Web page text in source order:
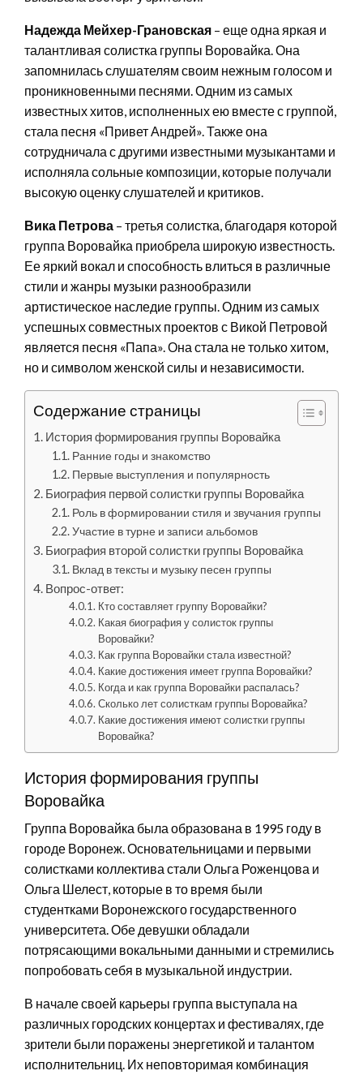
Надежда Мейхер-Грановская – еще одна яркая и
талантливая солистка группы Воровайка. Она
запомнилась слушателям своим нежным голосом и
проникновенными песнями. Одним из самых
известных хитов, исполненных ею вместе с группой,
стала песня «Привет Андрей». Также она
сотрудничала с другими известными музыкантами и
исполняла сольные композиции, которые получали
высокую оценку слушателей и критиков.
Вика Петрова – третья солистка, благодаря которой
группа Воровайка приобрела широкую известность.
Ее яркий вокал и способность влиться в различные
стили и жанры музыки разнообразили
артистическое наследие группы. Одним из самых
успешных совместных проектов с Викой Петровой
является песня «Папа». Она стала не только хитом,
но и символом женской силы и независимости.
Содержание страницы
История формирования группы Воровайка
Ранние годы и знакомство
Первые выступления и популярность
Биография первой солистки группы Воровайка
Роль в формировании стиля и звучания группы
Участие в турне и записи альбомов
Биография второй солистки группы Воровайка
Вклад в тексты и музыку песен группы
Вопрос-ответ:
Кто составляет группу Воровайки?
Какая биография у солисток группы
Воровайки?
Как группа Воровайки стала известной?
Какие достижения имеет группа Воровайки?
Когда и как группа Воровайки распалась?
Сколько лет солисткам группы Воровайка?
Какие достижения имеют солистки группы
Воровайка?
История формирования группы
Воровайка
Группа Воровайка была образована в 1995 году в
городе Воронеж. Основательницами и первыми
солистками коллектива стали Ольга Роженцова и
Ольга Шелест, которые в то время были
студентками Воронежского государственного
университета. Обе девушки обладали
потрясающими вокальными данными и стремились
попробовать себя в музыкальной индустрии.
В начале своей карьеры группа выступала на
различных городских концертах и фестивалях, где
зрители были поражены энергетикой и талантом
исполнительниц. Их неповторимая комбинация